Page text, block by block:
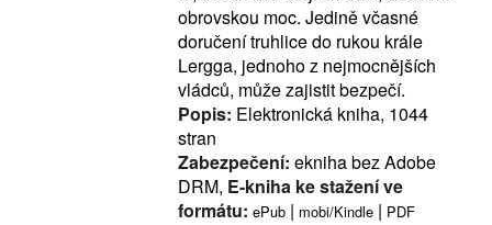
obrovskou moc. Jedině včasné
doručení truhlice do rukou krále
Lergga, jednoho z nejmocnějších
vládců, může zajistit bezpečí.
Popis: Elektronická kniha, 1044
stran
Zabezpečení: ekniha bez Adobe
DRM, E-kniha ke stažení ve
formátu: ePub | mobi/Kindle | PDF